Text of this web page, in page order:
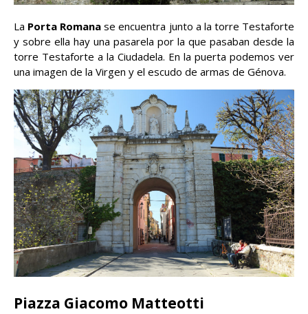
La Porta Romana se encuentra junto a la torre Testaforte
y sobre ella hay una pasarela por la que pasaban desde la
torre Testaforte a la Ciudadela. En la puerta podemos ver
una imagen de la Virgen y el escudo de armas de Génova.
Piazza Giacomo Matteotti